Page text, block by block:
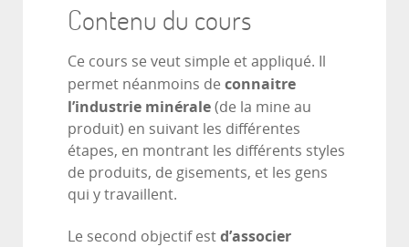
Contenu du cours
Ce cours se veut simple et appliqué. Il
permet néanmoins de connaitre
l’industrie minérale (de la mine au
produit) en suivant les différentes
étapes, en montrant les différents styles
de produits, de gisements, et les gens
qui y travaillent.
Le second objectif est d’associer